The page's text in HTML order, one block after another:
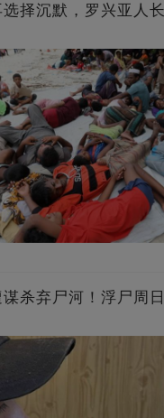
择沉默，罗兴亚人
杀弃尸河！浮尸周